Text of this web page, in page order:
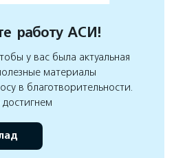
работу АСИ!
у вас была актуальная
материалы
в благотворительности.